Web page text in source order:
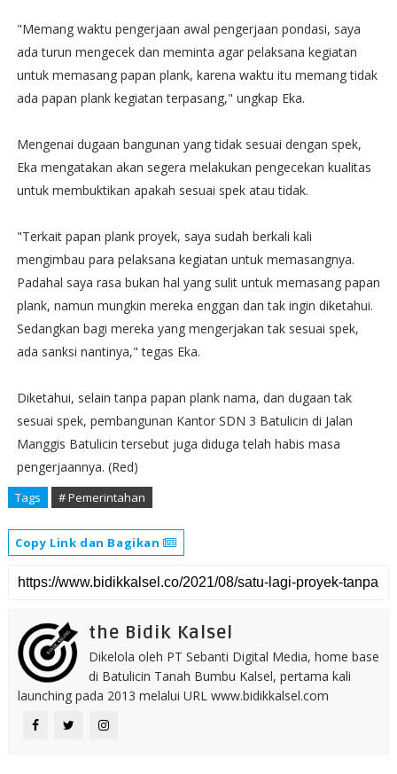
"Memang waktu pengerjaan awal pengerjaan pondasi, saya
ada turun mengecek dan meminta agar pelaksana kegiatan
untuk memasang papan plank, karena waktu itu memang tidak
ada papan plank kegiatan terpasang," ungkap Eka.
Mengenai dugaan bangunan yang tidak sesuai dengan spek,
Eka mengatakan akan segera melakukan pengecekan kualitas
untuk membuktikan apakah sesuai spek atau tidak.
"Terkait papan plank proyek, saya sudah berkali kali
mengimbau para pelaksana kegiatan untuk memasangnya.
Padahal saya rasa bukan hal yang sulit untuk memasang papan
plank, namun mungkin mereka enggan dan tak ingin diketahui.
Sedangkan bagi mereka yang mengerjakan tak sesuai spek,
ada sanksi nantinya," tegas Eka.
Diketahui, selain tanpa papan plank nama, dan dugaan tak
sesuai spek, pembangunan Kantor SDN 3 Batulicin di Jalan
Manggis Batulicin tersebut juga diduga telah habis masa
pengerjaannya. (Red)
Tags # Pemerintahan
Copy Link dan Bagikan
the Bidik Kalsel
Dikelola oleh PT Sebanti Digital Media, home base
di Batulicin Tanah Bumbu Kalsel, pertama kali
launching pada 2013 melalui URL www.bidikkalsel.com